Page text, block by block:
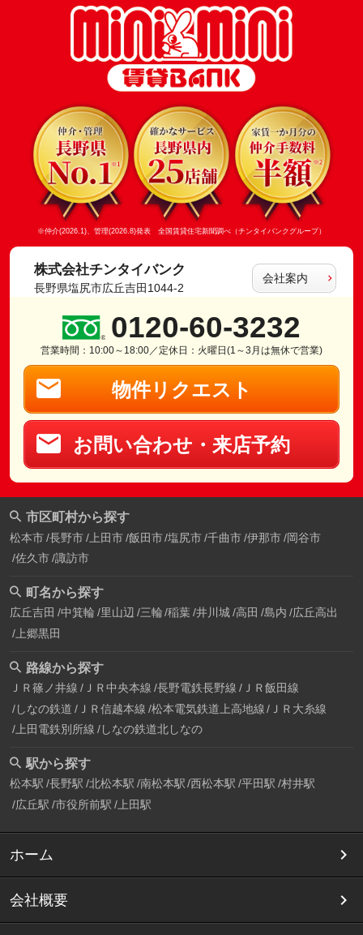
※仲介(2026.1)、管理(2026.8)発表 全国賃貸住宅新聞調べ（チンタイバンクグループ）
株式会社チンタイバンク
長野県塩尻市広丘吉田1044-2
会社案内
0120-60-3232
営業時間：10:00～18:00／定休日：火曜日(1～3月は無休で営業)
物件リクエスト
お問い合わせ・来店予約
市区町村から探す
松本市 長野市 上田市 飯田市 塩尻市 千曲市 伊那市 岡谷市
佐久市 諏訪市
町名から探す
広丘吉田 中箕輪 里山辺 三輪 稲葉 井川城 高田 島内 広丘高出
上郷黒田
路線から探す
ＪＲ篠ノ井線 ＪＲ中央本線 長野電鉄長野線 ＪＲ飯田線
しなの鉄道 ＪＲ信越本線 松本電気鉄道上高地線
ＪＲ大糸線
上田電鉄別所線 しなの鉄道北しなの
駅から探す
松本駅 長野駅 北松本駅 南松本駅 西松本駅 平田駅 村井駅
広丘駅 市役所前駅 上田駅
ホーム
会社概要